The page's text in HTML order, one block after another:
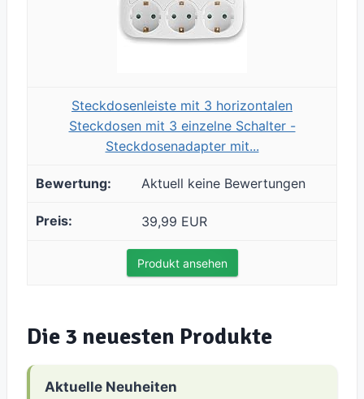
Steckdosenleiste mit 3 horizontalen
Steckdosen mit 3 einzelne Schalter -
Steckdosenadapter mit...
Aktuell keine Bewertungen
39,99 EUR
Produkt ansehen
Die 3 neuesten Produkte
Aktuelle Neuheiten